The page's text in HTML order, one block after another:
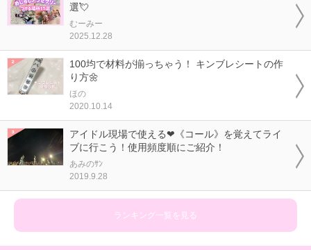
選💘
むーみー
2025.12.28
100均で材料が揃っちゃう！ キンブレシートの作
り方🌼
ほの
2020.10.14
アイドル現場で使える❤《コール》を覚えてライ
ブに行こう！使用頻度順にご紹介！
あみのｻﾝ
2019.9.28
ランキング一覧を見る